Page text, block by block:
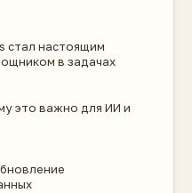
стал настоящим
в задачах
это важно для ИИ и